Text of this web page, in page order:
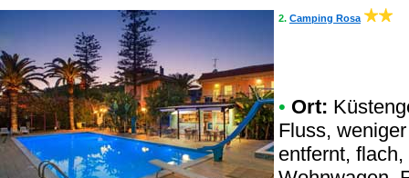
2. Camping Rosa
• Ort:
Fluss,
entfernt,